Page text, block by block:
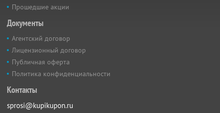
Прошедшие акции
Документы
Агентский договор
Лицензионный договор
Публичная оферта
Политика конфиденциальности
Контакты
sprosi@kupikupon.ru